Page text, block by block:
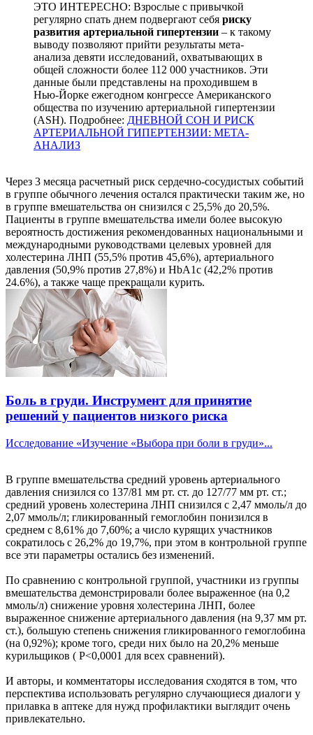
ЭТО ИНТЕРЕСНО: Взрослые с привычкой
регулярно спать днем подвергают себя риску
развития артериальной гипертензии – к такому
выводу позволяют прийти результаты мета-
анализа девяти исследований, охватывающих в
общей сложности более 112 000 участников. Эти
данные были представлены на проходившем в
Нью-Йорке ежегодном конгрессе Американского
общества по изучению артериальной гипертензии
(ASH). Подробнее: ДНЕВНОЙ СОН И РИСК
АРТЕРИАЛЬНОЙ ГИПЕРТЕНЗИИ: МЕТА-
АНАЛИЗ
Через 3 месяца расчетный риск сердечно-сосудистых событий
в группе обычного лечения остался практически таким же, но
в группе вмешательства он снизился с 25,5% до 20,5%.
Пациенты в группе вмешательства имели более высокую
вероятность достижения рекомендованных национальными и
международными руководствами целевых уровней для
холестерина ЛНП (55,5% против 45,6%), артериального
давления (50,9% против 27,8%) и HbA1c (42,2% против
24.6%), а также чаще прекращали курить.
Боль в груди. Инструмент для принятие
решений у пациентов низкого риска
Исследование «Изучение «Выбора при боли в груди»...
В группе вмешательства средний уровень артериального
давления снизился со 137/81 мм рт. ст. до 127/77 мм рт. ст.;
средний уровень холестерина ЛНП снизился с 2,47 ммоль/л до
2,07 ммоль/л; гликированный гемоглобин понизился в
среднем с 8,61% до 7,60%; а число курящих участников
сократилось с 26,2% до 19,7%, при этом в контрольной группе
все эти параметры остались без изменений.
По сравнению с контрольной группой, участники из группы
вмешательства демонстрировали более выраженное (на 0,2
ммоль/л) снижение уровня холестерина ЛНП, более
выраженное снижение артериального давления (на 9,37 мм рт.
ст.), большую степень снижения гликированного гемоглобина
(на 0,92%); кроме того, среди них было на 20,2% меньше
курильщиков ( P<0,0001 для всех сравнений).
И авторы, и комментаторы исследования сходятся в том, что
перспектива использовать регулярно случающиеся диалоги у
прилавка в аптеке для нужд профилактики выглядит очень
привлекательно.